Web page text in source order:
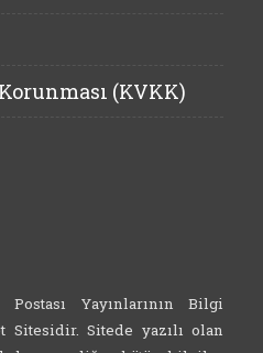
(KVKK)
Yayınlarının Bilgi
Sitesidir. Sitede yazılı olan